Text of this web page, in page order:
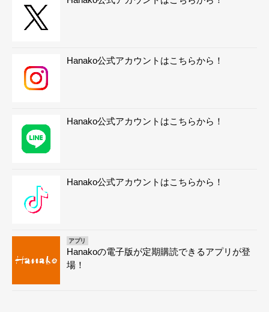
Hanako公式アカウントはこちらから！
Hanako公式アカウントはこちらから！
Hanako公式アカウントはこちらから！
アプリ
Hanakoの電子版が定期購読できるアプリが登
場！